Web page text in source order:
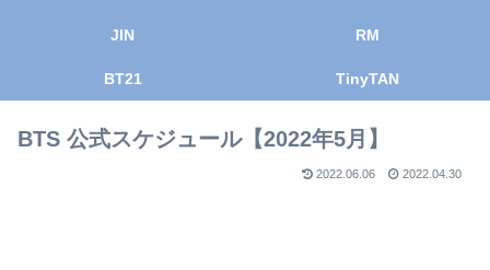
JIN RM
BT21 TinyTAN
BTS 公式スケジュール【2022年5月】
2022.06.06 2022.04.30